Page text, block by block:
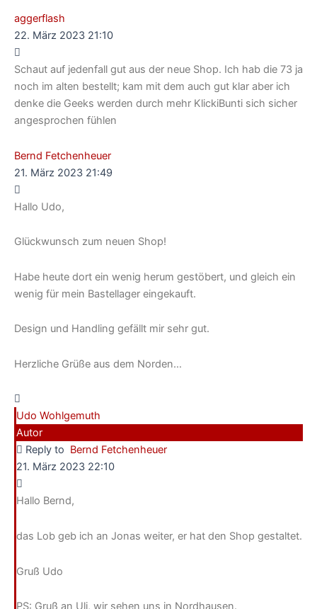
aggerflash
22. März 2023 21:10
Schaut auf jedenfall gut aus der neue Shop. Ich hab die 73 ja
noch im alten bestellt; kam mit dem auch gut klar aber ich
denke die Geeks werden durch mehr KlickiBunti sich sicher
angesprochen fühlen
Bernd Fetchenheuer
21. März 2023 21:49
Hallo Udo,
Glückwunsch zum neuen Shop!
Habe heute dort ein wenig herum gestöbert, und gleich ein
wenig für mein Bastellager eingekauft.
Design und Handling gefällt mir sehr gut.
Herzliche Grüße aus dem Norden…
Udo Wohlgemuth
Autor
Reply to Bernd Fetchenheuer
21. März 2023 22:10
Hallo Bernd,
das Lob geb ich an Jonas weiter, er hat den Shop gestaltet.
Gruß Udo
PS: Gruß an Uli, wir sehen uns in Nordhausen.